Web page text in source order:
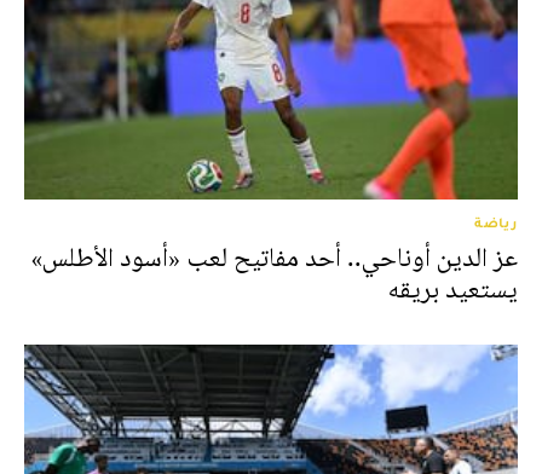
رياضة
عز الدين أوناحي.. أحد مفاتيح لعب «أسود الأطلس»
يستعيد بريقه